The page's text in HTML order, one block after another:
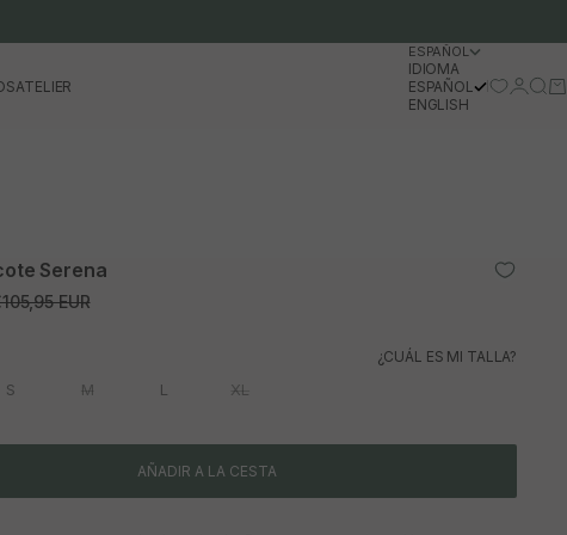
ATELIER
ESPAÑOL
IDIOMA
ESPAÑOL
ENGLISH
Iniciar
Serena
normal
EUR
¿CUÁL ES MI TALLA?
S M L XL
AÑADIR A LA CESTA